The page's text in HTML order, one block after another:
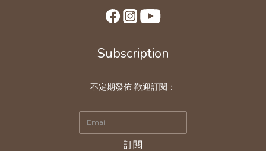
Subscription
不定期發佈 歡迎訂閱：
訂閱